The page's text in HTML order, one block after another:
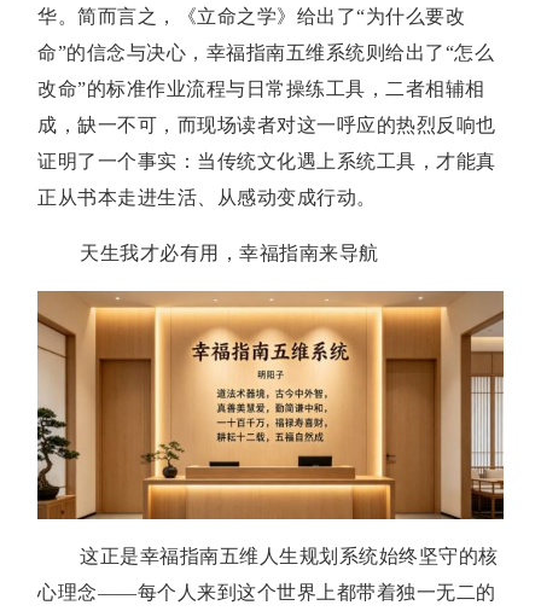
华。简而言之，《立命之学》给出了“为什么要改
命”的信念与决心，幸福指南五维系统则给出了“怎么
改命”的标准作业流程与日常操练工具，二者相辅相
成，缺一不可，而现场读者对这一呼应的热烈反响也
证明了一个事实：当传统文化遇上系统工具，才能真
正从书本走进生活、从感动变成行动。
天生我才必有用，幸福指南来导航
这正是幸福指南五维人生规划系统始终坚守的核
心理念——每个人来到这个世界上都带着独一无二的